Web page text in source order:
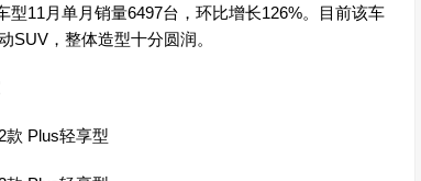
11月单月销量6497台，环比增长126%。目前该车
SUV，整体造型十分圆润。